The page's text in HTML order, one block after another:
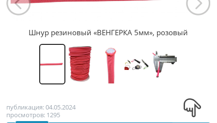
Шнур резиновый «ВЕНГЕРКА 5мм», розовый
публикация: 04.05.2024
просмотров: 1295